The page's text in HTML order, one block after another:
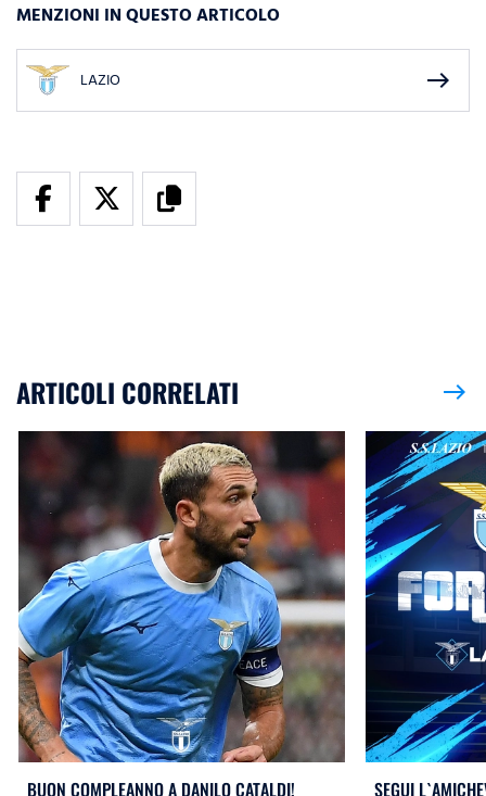
MENZIONI IN QUESTO ARTICOLO
LAZIO east
ARTICOLI CORRELATI east
BUON COMPLEANNO A DANILO CATALDI! SEGUI